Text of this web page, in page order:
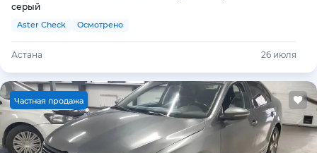
серый
Aster Check Осмотрено
Астана 26 июля
Частная продажа